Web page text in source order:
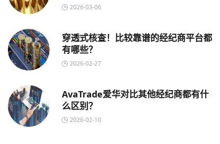
2026-03-06
穿透式核查！比较靠谱的经纪商平台都
有哪些？
2026-02-27
AvaTrade爱华对比其他经纪商都有什
么区别？
2026-02-10